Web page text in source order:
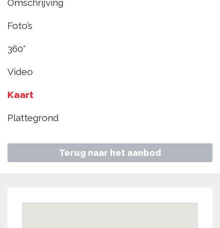
€ 265.000
Omschrijving
Foto’s
360°
Video
Kaart
Plattegrond
Terug naar het aanbod